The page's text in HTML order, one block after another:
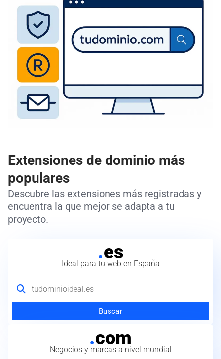
Extensiones de dominio más
populares
Descubre las extensiones más registradas y
encuentra la que mejor se adapta a tu
proyecto.
.es
Ideal para tu web en España
Buscar
.com
Negocios y marcas a nivel mundial